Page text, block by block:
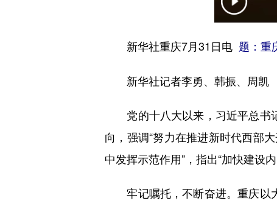
新华社重庆7月31日电 题：重
新华社记者李勇、韩振、周凯
党的十八大以来，习近平总书
向，强调“努力在推进新时代西部
中发挥示范作用”，指出“加快建设
牢记嘱托，不断奋进。重庆以